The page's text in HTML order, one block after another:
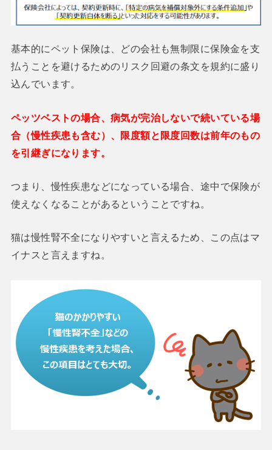
基本的にペット保険は、どの会社も無制限に保険金を支
払うことを避けるためのリスク回避の条文を規約に盛り
込んでいます。
ペッツベストの場合、病気が完治しないで続いている場
合（慢性疾患も含む）、限度額と限度回数は前年のもの
を引継ぎになります。
つまり、慢性疾患などになっている場合、途中で保険が
使えなくなることがあるということですね。
猫は慢性腎不全になりやすいと言えるため、この点はマ
イナスと言えますね。